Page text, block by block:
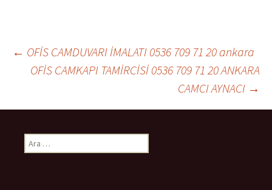
Yazı dolaşımı
← OFİS CAMDUVARI İMALATI 0536 709 71 20 ankara
OFİS CAMKAPI TAMİRCİSİ 0536 709 71 20 ANKARA
CAMCI AYNACI →
Arama: